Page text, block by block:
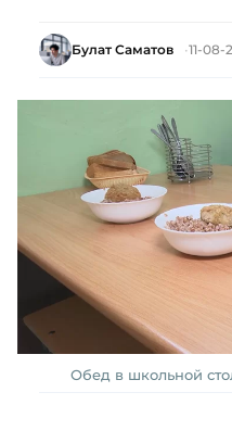
Булат Саматов 11-08-
Обед в школьной